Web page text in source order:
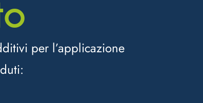
per l’applicazione